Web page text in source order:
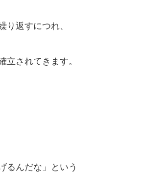
り返すにつれ、
立されてきます。
るんだな」という